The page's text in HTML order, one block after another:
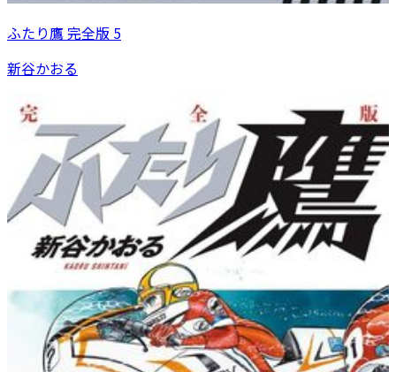
ふたり鷹 完全版 5
新谷かおる